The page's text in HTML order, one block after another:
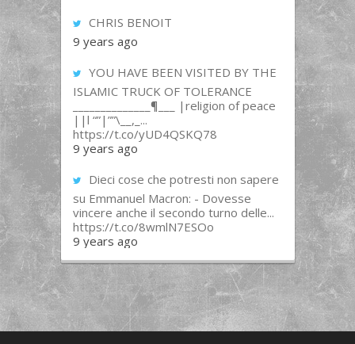
CHRIS BENOIT
9 years ago
YOU HAVE BEEN VISITED BY THE
ISLAMIC TRUCK OF TOLERANCE
______________¶___ |religion of peace
||l “”|””\__,_...
https://t.co/yUD4QSKQ78
9 years ago
Dieci cose che potresti non sapere
su Emmanuel Macron: - Dovesse
vincere anche il secondo turno delle...
https://t.co/8wmlN7ESOo
9 years ago